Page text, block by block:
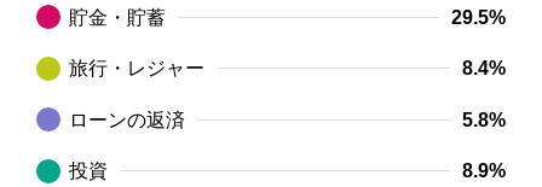
貯金・貯蓄 29.5%
旅行・レジャー 8.4%
ローンの返済 5.8%
投資 8.9%